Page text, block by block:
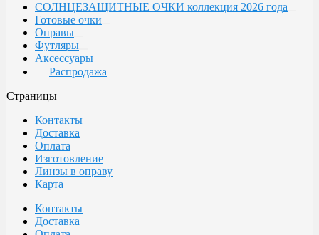
СОЛНЦЕЗАЩИТНЫЕ ОЧКИ коллекция 2026 года
Готовые очки
Оправы
Футляры
Аксессуары
Распродажа
Страницы
Контакты
Доставка
Оплата
Изготовление
Линзы в оправу
Карта
Контакты
Доставка